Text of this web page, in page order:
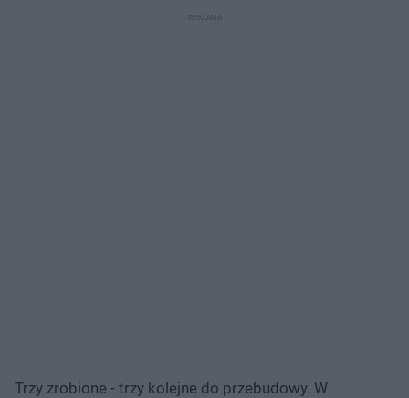
​Trzy zrobione - trzy kolejne do przebudowy. W